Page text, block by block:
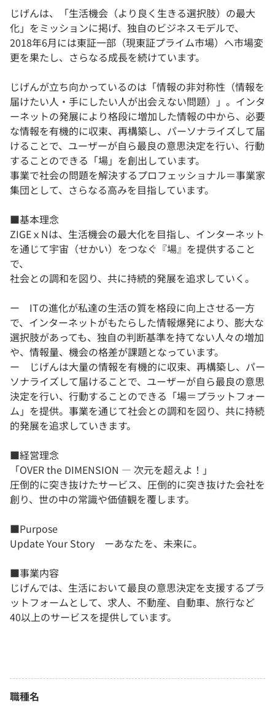
じげんは、「生活機会（より良く生きる選択肢）の最大
化」をミッションに掲げ、独自のビジネスモデルで、
2018年6月には東証一部（現東証プライム市場）へ市場変
更を果たし、さらなる成長を続けています。
じげんが立ち向かっているのは「情報の非対称性（情報を
届けたい人・手にしたい人が出会えない問題）」。インタ
ーネットの発展により格段に増加した情報の中から、必要
な情報を有機的に収束、再構築し、パーソナライズして届
けることで、ユーザーが自ら最良の意思決定を行い、行動
することのできる「場」を創出しています。
事業で社会の問題を解決するプロフェッショナル＝事業家
集団として、さらなる高みを目指しています。
■基本理念
ZIGEｘNは、生活機会の最大化を目指し、インターネット
を通じて宇宙（せかい）をつなぐ『場』を提供すること
で、
社会との調和を図り、共に持続的発展を追求していく。
ー ITの進化が私達の生活の質を格段に向上させる一方
で、インターネットがもたらした情報爆発により、膨大な
選択肢があっても、独自の判断基準を持てない人々の増加
や、情報量、機会の格差が課題となっています。
ー じげんは大量の情報を有機的に収束、再構築し、パー
ソナライズして届けることで、ユーザーが自ら最良の意思
決定を行い、行動することのできる「場＝プラットフォー
ム」を提供。事業を通じて社会との調和を図り、共に持続
的発展を追求していきます。
■経営理念
「OVER the DIMENSION ― 次元を超えよ！」
圧倒的に突き抜けたサービス、圧倒的に突き抜けた会社を
創り、世の中の常識や価値観を覆します。
■Purpose
Update Your Story ーあなたを、未来に。
■事業内容
じげんでは、生活において最良の意思決定を支援するプラ
ットフォームとして、求人、不動産、自動車、旅行など
40以上のサービスを提供しています。
職種名